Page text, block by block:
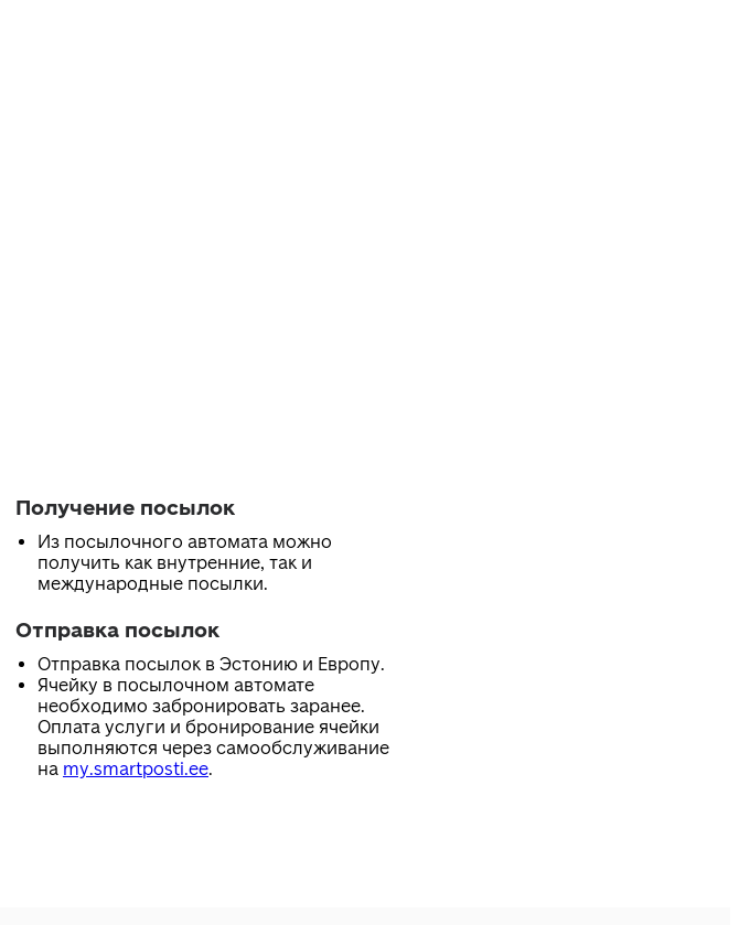
Получение посылок
Из посылочного автомата можно
получить как внутренние, так и
международные посылки.
Отправка посылок
Отправка посылок в Эстонию и Европу.
Ячейку в посылочном автомате
необходимо забронировать заранее.
Оплата услуги и бронирование ячейки
выполняются через самообслуживание
на my.smartposti.ee.